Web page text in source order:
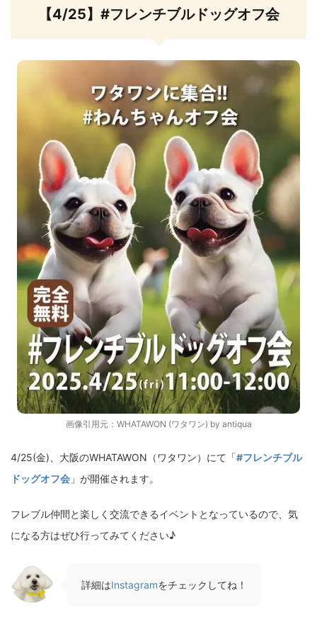
【4/25】#フレンチブルドッグオフ会
画像引用元： WHATAWON (ワタワン) by antiqua
4/25(金)、大阪のWHATAWON（ワタワン）にて「#フレンチブル
ドッグオフ会 」が開催されます。
フレブル仲間と楽しく交流できるイベントとなっているので、気
になる方はぜひ行ってみてください♪
詳細はInstagramをチェックしてね！